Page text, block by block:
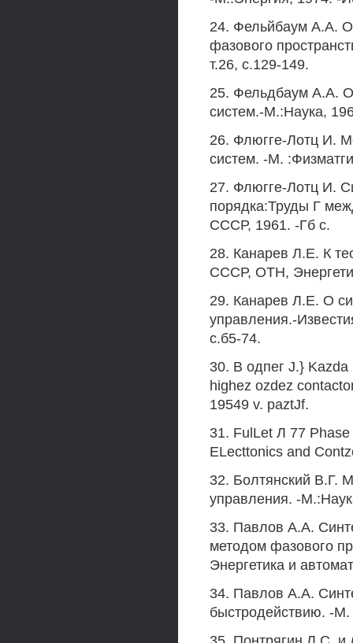
24. Фельйбаум А.А.
фазового
т.26, с.129-149.
25. Фельдбаум А.А.
систем.-М.:Наука,
26. Флюгге-Лотц И.
систем. -М.
27. Флюгге-Лотц И.
порядка:Труды Г
СССР, 1961. -Гб с.
28. Канарев Л.Е. К
СССР, ОТН,
29. Канарев Л.Е. О
управления.-
с.б5-74.
30. В одпег J.}
highez ozdez
19549 v. paztJf.
31. FulLet Л 77
ELecttonics and
32. Болтянский В.Г.
управления. -
33. Павлов А.А.
методом фазового
Энергетика и
34. Павлов А.А.
быстродействию. -